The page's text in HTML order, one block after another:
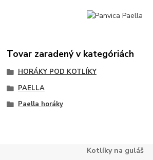
Tovar zaradený v kategóriách
HORÁKY POD KOTLÍKY
PAELLA
Paella horáky
Kotlíky na guláš